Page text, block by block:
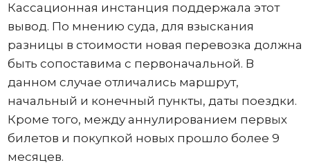
Кассационная инстанция поддержала этот
вывод. По мнению суда, для взыскания
разницы в стоимости новая перевозка должна
быть сопоставима с первоначальной. В
данном случае отличались маршрут,
начальный и конечный пункты, даты поездки.
Кроме того, между аннулированием первых
билетов и покупкой новых прошло более 9
месяцев.